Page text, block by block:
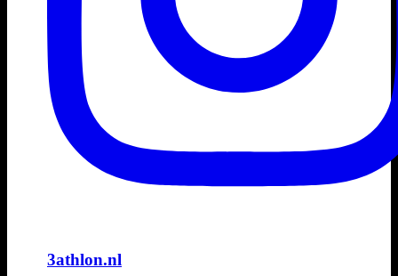
3athlon.nl